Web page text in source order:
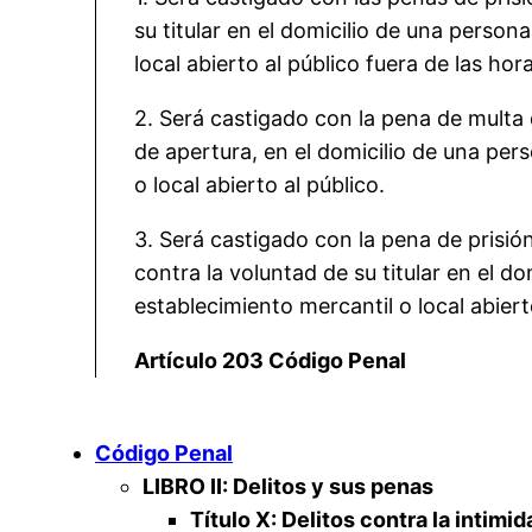
su titular en el domicilio de una
local abierto al público fuera de las
2. Será castigado con la pena de
de apertura, en el domicilio de una
o local abierto al público.
3. Será castigado con la pena de
contra la voluntad de su titular en el
establecimiento mercantil o local
Artículo 203 Código Penal
Código Penal
LIBRO II: Delitos y sus penas
Título X: Delitos contra la